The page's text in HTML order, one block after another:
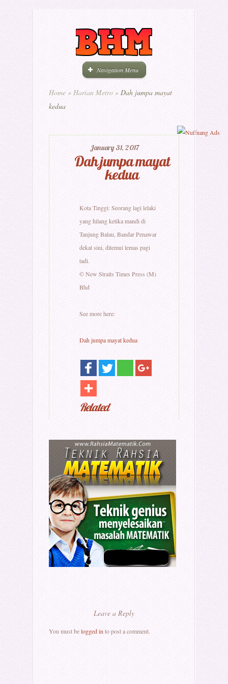
Navigation Menu
Home » Harian Metro » Dah jumpa mayat
kedua
January 31, 2017
Dah jumpa mayat
kedua
Kota Tinggi: Seorang lagi lelaki
yang hilang ketika mandi di
Tanjung Balau, Bandar Penawar
dekat sini, ditemui lemas pagi
tadi.
© New Straits Times Press (M)
Bhd
See more here:
Dah jumpa mayat kedua
Related
Leave a Reply
You must belogged in to post a comment.